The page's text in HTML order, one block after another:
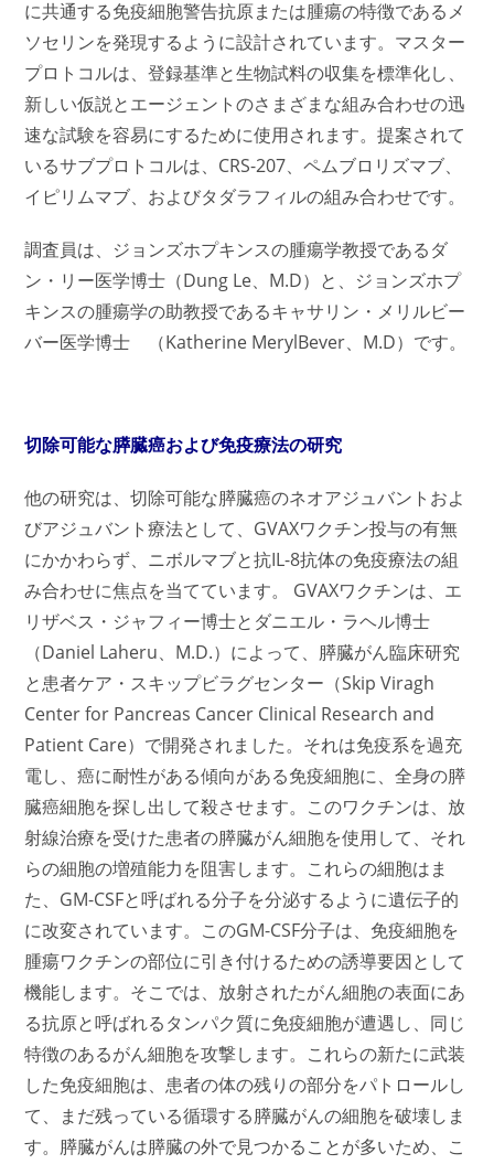
に共通する免疫細胞警告抗原または腫瘍の特徴であるメ
ソセリンを発現するように設計されています。マスター
プロトコルは、登録基準と生物試料の収集を標準化し、
新しい仮説とエージェントのさまざまな組み合わせの迅
速な試験を容易にするために使用されます。提案されて
いるサブプロトコルは、CRS-207、ペムブロリズマブ、
イピリムマブ、およびタダラフィルの組み合わせです。
調査員は、ジョンズホプキンスの腫瘍学教授であるダ
ン・リー医学博士（Dung Le、M.D）と、ジョンズホプ
キンスの腫瘍学の助教授であるキャサリン・メリルビー
バー医学博士 （Katherine MerylBever、M.D）です。
切除可能な膵臓癌および免疫療法の研究
他の研究は、切除可能な膵臓癌のネオアジュバントおよ
びアジュバント療法として、GVAXワクチン投与の有無
にかかわらず、ニボルマブと抗IL-8抗体の免疫療法の組
み合わせに焦点を当てています。 GVAXワクチンは、エ
リザベス・ジャフィー博士とダニエル・ラヘル博士
（Daniel Laheru、M.D.）によって、膵臓がん臨床研究
と患者ケア・スキップビラグセンター（Skip Viragh
Center for Pancreas Cancer Clinical Research and
Patient Care）で開発されました。それは免疫系を過充
電し、癌に耐性がある傾向がある免疫細胞に、全身の膵
臓癌細胞を探し出して殺させます。このワクチンは、放
射線治療を受けた患者の膵臓がん細胞を使用して、それ
らの細胞の増殖能力を阻害します。これらの細胞はま
た、GM-CSFと呼ばれる分子を分泌するように遺伝子的
に改変されています。このGM-CSF分子は、免疫細胞を
腫瘍ワクチンの部位に引き付けるための誘導要因として
機能します。そこでは、放射されたがん細胞の表面にあ
る抗原と呼ばれるタンパク質に免疫細胞が遭遇し、同じ
特徴のあるがん細胞を攻撃します。これらの新たに武装
した免疫細胞は、患者の体の残りの部分をパトロールし
て、まだ残っている循環する膵臓がんの細胞を破壊しま
す。膵臓がんは膵臓の外で見つかることが多いため、こ